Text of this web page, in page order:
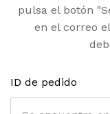
pulsa el botón
en el correo
ID de pedido